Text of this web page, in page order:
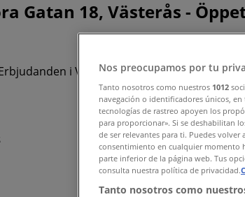
Gatan 18, Västerås -
i VästeråsNos preocupamos por tu
Tanto nosotros como nuestros 1012
navegación o identificadores únicos,
tecnologías de rastreo apoyen los
para proporcionar». Si se deshabilitan
de ser relevantes para ti. Puedes volver
consentimiento en cualquier momento
parte inferior de la página web. Tus
consulta nuestra política de privacidad.
Tanto nosotros como